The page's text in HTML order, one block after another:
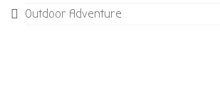
Outdoor Adventure